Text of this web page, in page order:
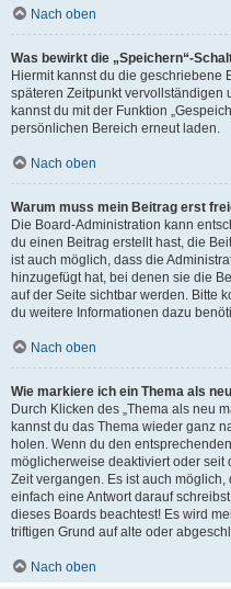
Nach oben
Was bewirkt die „Speichern“-
Hiermit kannst du die geschriebene
späteren Zeitpunkt vervollständigen
kannst du mit der Funktion
persönlichen Bereich erneut laden.
Nach oben
Warum muss mein Beitrag erst
Die Board-Administration kann
du einen Beitrag erstellt hast, die
ist auch möglich, dass die
hinzugefügt hat, bei denen sie die
auf der Seite sichtbar werden. Bitte
du weitere Informationen dazu
Nach oben
Wie markiere ich ein Thema als
Durch Klicken des „Thema als neu
kannst du das Thema wieder ganz
holen. Wenn du den
möglicherweise deaktiviert oder seit
Zeit vergangen. Es ist auch
einfach eine Antwort darauf
dieses Boards beachtest! Es wird
triftigen Grund auf alte oder
Nach oben